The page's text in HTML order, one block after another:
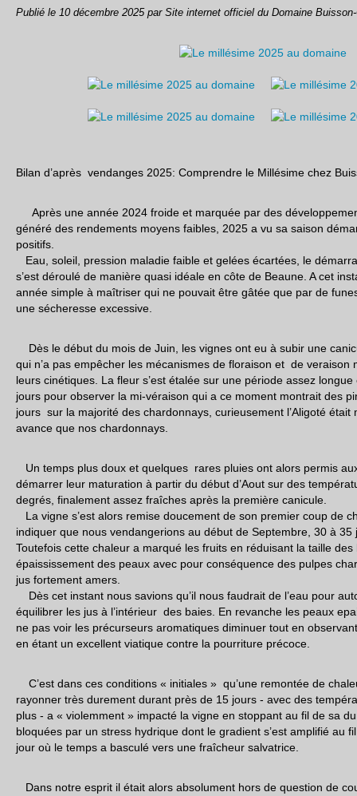
Publié le 10 décembre 2025 par Site internet officiel du Domaine
Bilan d’après vendanges 2025: Comprendre le Millésime chez
Après une année 2024 froide et marquée par des
généré des rendements moyens faibles, 2025 a vu sa saison
positifs.
Eau, soleil, pression maladie faible et gelées écartées, le
s’est déroulé de manière quasi idéale en côte de Beaune. A cet
année simple à maîtriser qui ne pouvait être gâtée que par de
une sécheresse excessive.
Dès le début du mois de Juin, les vignes ont eu à subir une
qui n’a pas empêcher les mécanismes de floraison et de veraison
leurs cinétiques. La fleur s’est étalée sur une période assez
jours pour observer la mi-véraison qui a ce moment montrait des
jours sur la majorité des chardonnays, curieusement l’Aligoté était
avance que nos chardonnays.
Un temps plus doux et quelques rares pluies ont alors permis
démarrer leur maturation à partir du début d’Aout sur des
degrés, finalement assez fraîches après la première canicule.
La vigne s’est alors remise doucement de son premier coup de
indiquer que nous vendangerions au début de Septembre, 30 à
Toutefois cette chaleur a marqué les fruits en réduisant la taille
épaississement des peaux avec pour conséquence des pulpes
jus fortement amers.
Dès cet instant nous savions qu’il nous faudrait de l’eau pour
équilibrer les jus à l’intérieur des baies. En revanche les peaux
ne pas voir les précurseurs aromatiques diminuer tout en
en étant un excellent viatique contre la pourriture précoce.
C’est dans ces conditions « initiales » qu’une remontée de
rayonner très durement durant près de 15 jours - avec des
plus - a « violemment » impacté la vigne en stoppant au fil de sa
bloquées par un stress hydrique dont le gradient s’est amplifié au
jour où le temps a basculé vers une fraîcheur salvatrice.
Dans notre esprit il était alors absolument hors de question de